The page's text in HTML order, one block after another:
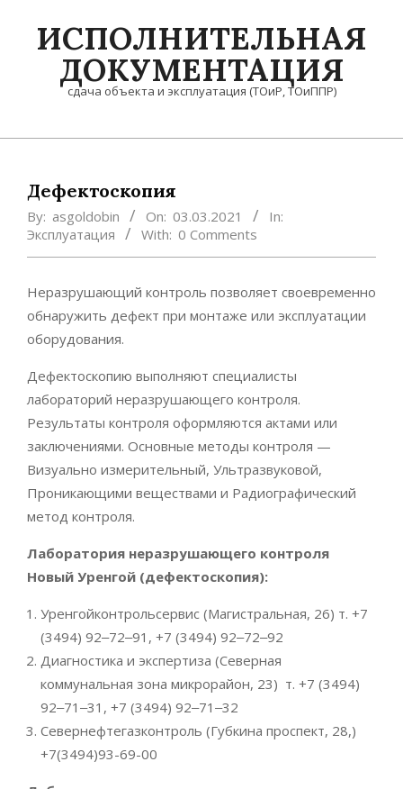
ИСПОЛНИТЕЛЬНАЯ
ДОКУМЕНТАЦИЯ
сдача объекта и эксплуатация (ТОиР, ТОиППР)
Primary
MenuДефектоскопия
By: asgoldobin On: 03.03.2021
In:
Эксплуатация
With: 0 Comments
Неразрушающий контроль позволяет своевременно
обнаружить дефект при монтаже или эксплуатации
оборудования.
Дефектоскопию выполняют специалисты
лабораторий неразрушающего контроля.
Результаты контроля оформляются актами или
заключениями. Основные методы контроля —
Визуально измерительный, Ультразвуковой,
Проникающими веществами и Радиографический
метод контроля.
Лаборатория неразрушающего контроля
Новый Уренгой (дефектоскопия):
Уренгойконтрольсервис (​Магистральная, 26) т. +7
(3494) 92‒72‒91, +7 (3494) 92‒72‒92
Диагностика и экспертиза (Северная
коммунальная зона микрорайон, 23) т. +7 (3494)
92‒71‒31, +7 (3494) 92‒71‒32
Севернефтегазконтроль ​(Губкина проспект, 28,)
+7(3494)93-69-00